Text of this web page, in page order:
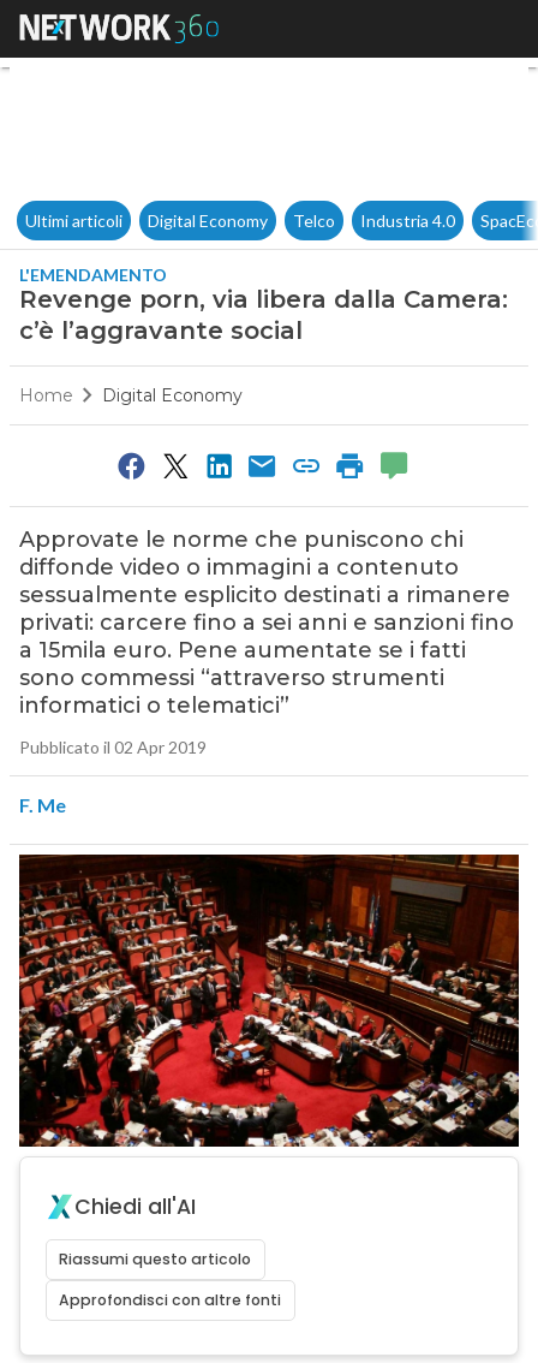
Revenge porn, via libera dalla
Ultimi articoli Digital Economy Telco Industria 4.0
L'EMENDAMENTO
Revenge porn, via libera dalla Camera:
c’è l’aggravante social
Home Digital Economy
Approvate le norme che puniscono chi
diffonde video o immagini a contenuto
sessualmente esplicito destinati a rimanere
privati: carcere fino a sei anni e sanzioni fino
a 15mila euro. Pene aumentate se i fatti
sono commessi “attraverso strumenti
informatici o telematici”
Pubblicato il 02 Apr 2019
F. Me
Chiedi all'AI
Riassumi questo articolo
Approfondisci con altre fonti